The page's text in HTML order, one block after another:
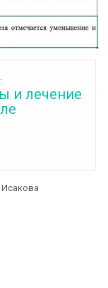
и лечение